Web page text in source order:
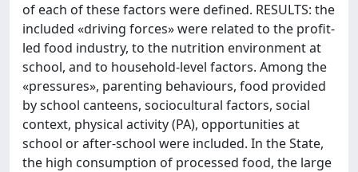
of each of these factors were defined. RESULTS: the
included «driving forces» were related to the profit-
led food industry, to the nutrition environment at
school, and to household-level factors. Among the
«pressures», parenting behaviours, food provided
by school canteens, sociocultural factors, social
context, physical activity (PA), opportunities at
school or after-school were included. In the State,
the high consumption of processed food, the large